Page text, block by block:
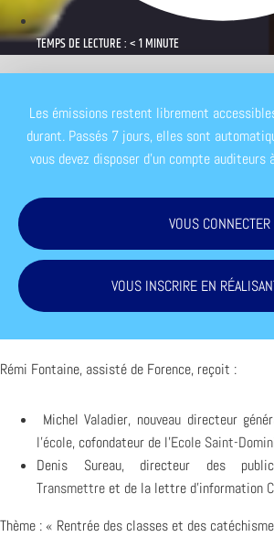
TEMPS DE LECTURE : < 1 MINUTE
Les émissions restent librement
durant. Passés 7 jours, elles sont
vous devez disposer d'un compte
VOUS CONNECTER
VOUS INSCRIRE EN
Rémi Fontaine, assisté de Forence, reçoit :
Michel Valadier, nouveau directeur
l’école, cofondateur de l’Ecole Saint-
Denis Sureau, directeur des
Transmettre et de la lettre d’information
Thème : « Rentrée des classes et des